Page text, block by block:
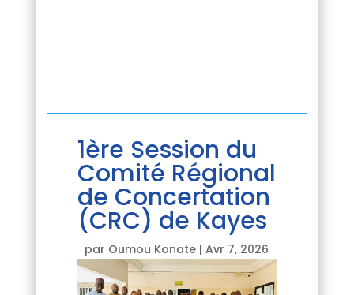
1ère Session du
Comité Régional
de Concertation
(CRC) de Kayes
par Oumou Konate |Avr 7, 2026